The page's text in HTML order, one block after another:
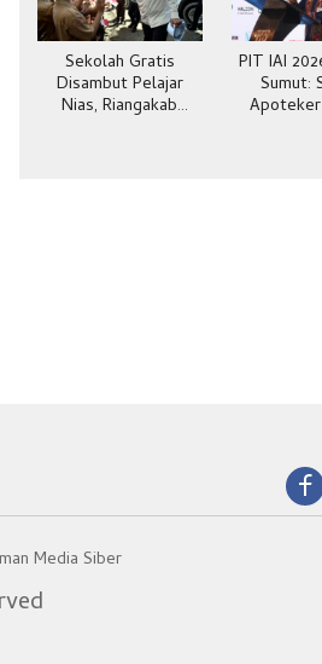
Sekolah Gratis
Disambut Pelajar
Nias, Riangakab
PIT IAI
Sumut:
Media Siber